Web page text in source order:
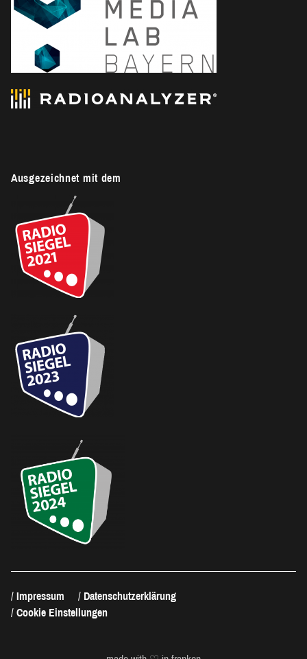
Ausgezeichnet mit dem
Impressum
Datenschutzerklärung
Cookie Einstellungen